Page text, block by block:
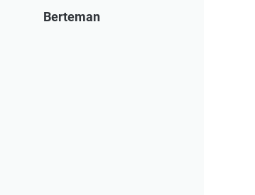
Berteman